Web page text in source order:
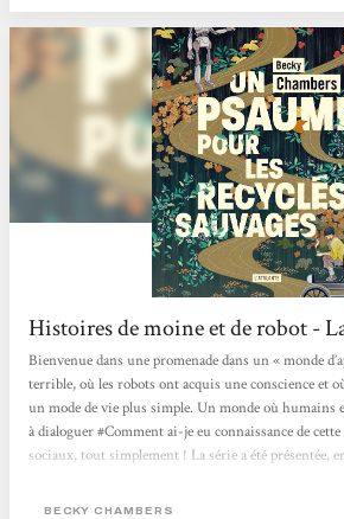
fiction des années 70, eh bien, réjouissez-vous,...
Histoires de moine et de robot -
Bienvenue dans une promenade dans un « monde
terrible, où les robots ont acquis une conscience et
un mode de vie plus simple. Un monde où humains
à dialoguer #Comment ai-je eu connaissance de cette
sociaux, tout simplement ! La série a été présentée,
m’ont vite parlé. #Philosophie...
BECKY CHAMBERS